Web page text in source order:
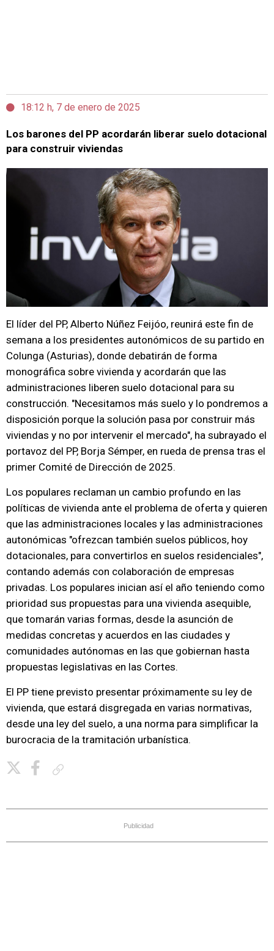
18:12 h, 7 de enero de 2025
Los barones del PP acordarán liberar suelo dotacional
para construir viviendas
El líder del PP, Alberto Núñez Feijóo, reunirá este fin de
semana a los presidentes autonómicos de su partido en
Colunga (Asturias), donde debatirán de forma
monográfica sobre vivienda y acordarán que las
administraciones liberen suelo dotacional para su
construcción. "Necesitamos más suelo y lo pondremos a
disposición porque la solución pasa por construir más
viviendas y no por intervenir el mercado", ha subrayado el
portavoz del PP, Borja Sémper, en rueda de prensa tras el
primer Comité de Dirección de 2025.
Los populares reclaman un cambio profundo en las
políticas de vivienda ante el problema de oferta y quieren
que las administraciones locales y las administraciones
autonómicas "ofrezcan también suelos públicos, hoy
dotacionales, para convertirlos en suelos residenciales",
contando además con colaboración de empresas
privadas. Los populares inician así el año teniendo como
prioridad sus propuestas para una vivienda asequible,
que tomarán varias formas, desde la asunción de
medidas concretas y acuerdos en las ciudades y
comunidades autónomas en las que gobiernan hasta
propuestas legislativas en las Cortes.
El PP tiene previsto presentar próximamente su ley de
vivienda, que estará disgregada en varias normativas,
desde una ley del suelo, a una norma para simplificar la
burocracia de la tramitación urbanística.
Publicidad